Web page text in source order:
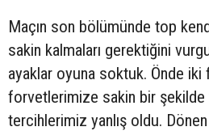
Maçın son bölümünde top
sakin kalmaları gerektiğini
ayaklar oyuna soktuk. Önde
forvetlerimize sakin bir
tercihlerimiz yanlış oldu.